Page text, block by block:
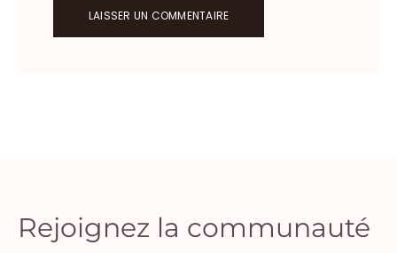
Rejoignez la communauté